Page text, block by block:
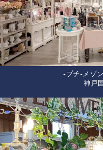
-プチ-メゾ
神戸